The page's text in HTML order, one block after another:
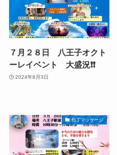
７月２８日 八王子オクト
ーレイベント 大盛況❗️❗️
2024年8月3日
包丁マッサージ